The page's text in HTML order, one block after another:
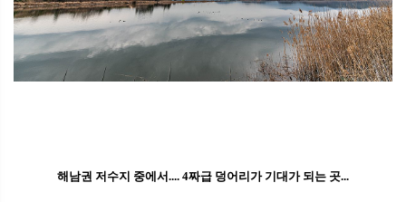
해남권 저수지 중에서.... 4짜급 덩어리가 기대가 되는 곳...